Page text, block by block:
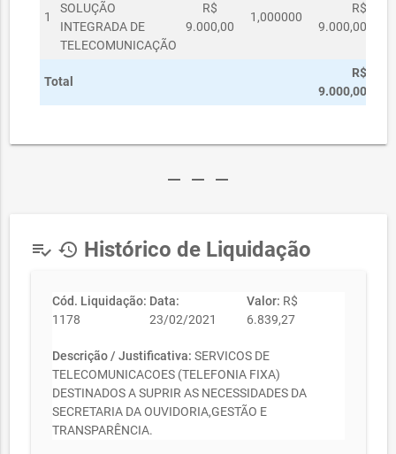
1
SOLUÇÃO
INTEGRADA DE
TELECOMUNICAÇÃO
R$
9.000,00
1,000000
R$
9.000,00
Total
R$
9.000,00
remove remove remove
playlist_add_check history Histórico de Liquidação
Cód. Liquidação:
1178
Data:
23/02/2021
Valor: R$
6.839,27
Descrição / Justificativa: SERVICOS DE
TELECOMUNICACOES (TELEFONIA FIXA)
DESTINADOS A SUPRIR AS NECESSIDADES DA
SECRETARIA DA OUVIDORIA,GESTÃO E
TRANSPARÊNCIA.